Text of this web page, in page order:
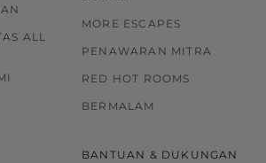
ALL
MORE ESCAPES
PENAWARAN MITRA
RED HOT ROOMS
BERMALAM
BANTUAN & DUKUNGAN